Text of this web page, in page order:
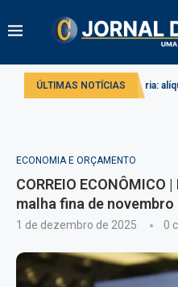
ÚLTIMAS NOTÍCIAS
tributária: alíquota do IBS pode
ECONOMIA E ORÇAMENTO
CORREIO
malha fina de novembro
1 de dezembro de 2025 0